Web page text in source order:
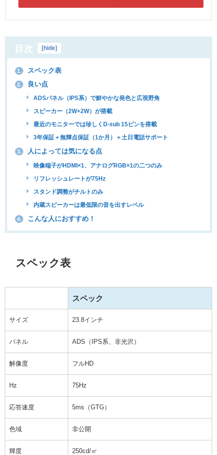
目次 [hide]
1. スペック表
2. 良い点
ADSパネル（IPS系）で鮮やかな発色と広視野角
スピーカー（2W+2W）が搭載
最近のモニターでは珍しくD-sub 15ピンを搭載
3年保証＋無輝点保証（1か月）＋土日電話サポート
3. 人によっては気になる点
映像端子がHDMI×1、アナログRGB×1の二つのみ
リフレッシュレートが75Hz
スタンド調整がチルトのみ
内蔵スピーカーは最低限の音を出すレベル
4. こんな人におすすめ！
スペック表
スペック
サイズ 23.8インチ
パネル ADS（IPS系、非光沢）
解像度 フルHD
Hz 75Hz
応答速度 5ms（GTG）
色域 非公開
輝度 250cd/㎡